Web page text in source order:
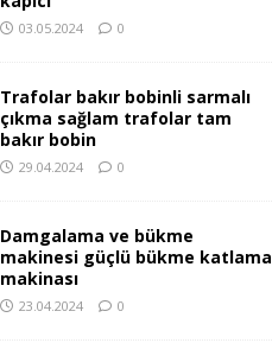
03.05.2024 0
Trafolar bakır bobinli sarmalı
çıkma sağlam trafolar tam
bakır bobin
29.04.2024 0
Damgalama ve bükme
makinesi güçlü bükme katlama
makinası
23.04.2024 0